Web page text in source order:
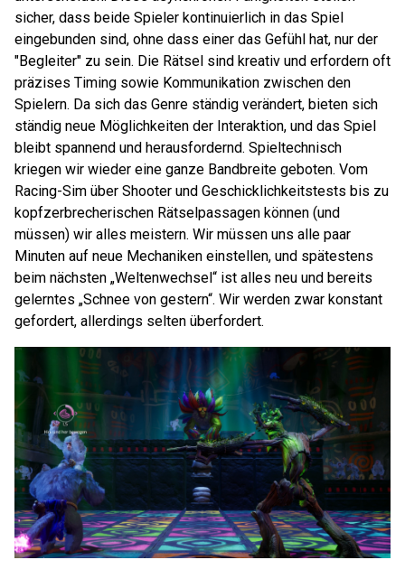
sicher, dass beide Spieler kontinuierlich in das Spiel
eingebunden sind, ohne dass einer das Gefühl hat, nur der
"Begleiter" zu sein. Die Rätsel sind kreativ und erfordern oft
präzises Timing sowie Kommunikation zwischen den
Spielern. Da sich das Genre ständig verändert, bieten sich
ständig neue Möglichkeiten der Interaktion, und das Spiel
bleibt spannend und herausfordernd. Spieltechnisch
kriegen wir wieder eine ganze Bandbreite geboten. Vom
Racing-Sim über Shooter und Geschicklichkeitstests bis zu
kopfzerbrecherischen Rätselpassagen können (und
müssen) wir alles meistern. Wir müssen uns alle paar
Minuten auf neue Mechaniken einstellen, und spätestens
beim nächsten „Weltenwechsel“ ist alles neu und bereits
gelerntes „Schnee von gestern“. Wir werden zwar konstant
gefordert, allerdings selten überfordert.